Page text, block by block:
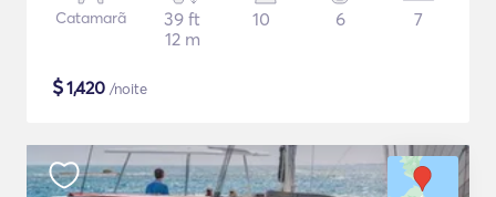
Catamarã
39 ft
12 m
10 6 7
$1,420 /noite